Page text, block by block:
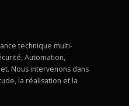
technique multi-
Automation,
Nous intervenons dans
la réalisation et la